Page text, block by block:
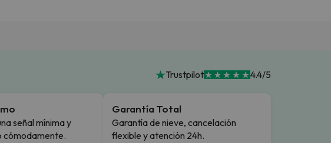
Trustpilot 4.4/5
señal mínima y
cómodamente.
Garantía Total
Garantía de nieve, cancelación
flexible y atención 24h.